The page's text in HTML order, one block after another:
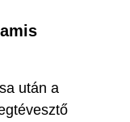
után a